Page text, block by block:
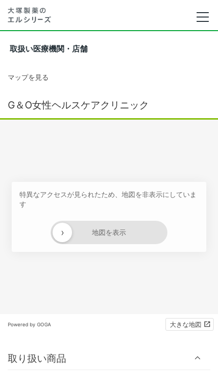
取扱い医療機関・店舗
マップを見る
G＆O女性ヘルスケアクリニック
特異なアクセスが見られたため、地図を非表示にしていま
す
地図を表示
›
Powered by GOGA 大きな地図
取り扱い商品